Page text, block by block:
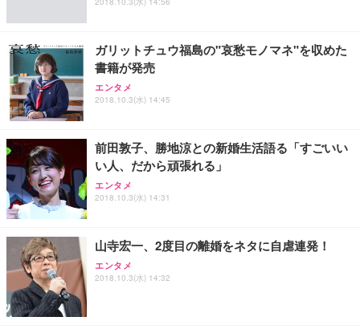
ガリットチュウ福島の"哀愁モノマネ"を収めた
書籍が発売
エンタメ
2018.10.3(水) 14:45
前田敦子、勝地涼との新婚生活語る「すごいい
い人、だから頑張れる」
エンタメ
2018.10.3(水) 14:31
山寺宏一、2度目の離婚をネタに自虐連発！
エンタメ
2018.10.3(水) 14:32